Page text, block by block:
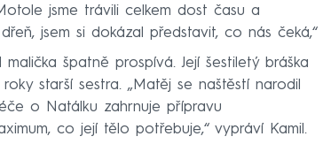
jsme trávili celkem dost času a
jsem si dokázal představit, co nás čeká,“
špatně prospívá. Její šestiletý bráška
starší sestra. „Matěj se naštěstí narodil
o Natálku zahrnuje přípravu
co její tělo potřebuje,“ vypráví Kamil.